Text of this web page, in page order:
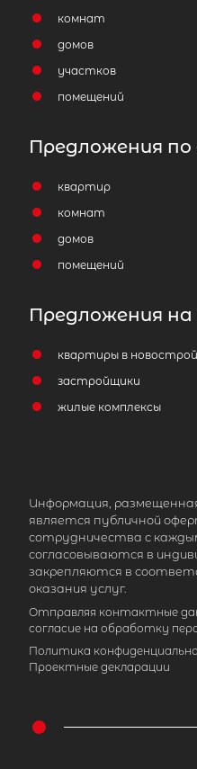
комнат
домов
участков
помещений
Предложения по
квартир
комнат
домов
помещений
Предложения
квартиры в
застройщики
жилые комплексы
Информация,
является публичной
сотрудничества с
согласовываются в
закрепляются в
оказания услуг.
Отправляя контактные
согласие на обработку
Политика
Проектные декларации